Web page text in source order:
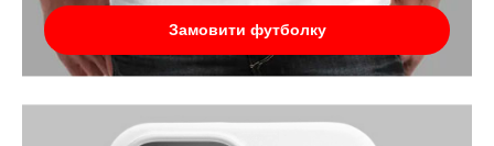
Замовити футболку